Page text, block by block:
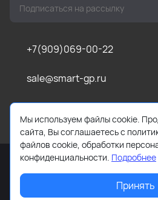
+7(909)069-00-22
sale@smart-gp.ru
г. Челябинск, ул
2026 © Все права защищены.
Мы используем файлы cookie.
сайта, Вы соглашаетесь с
файлов cookie, обработки
конфиденциальности. Подробнее
Принять